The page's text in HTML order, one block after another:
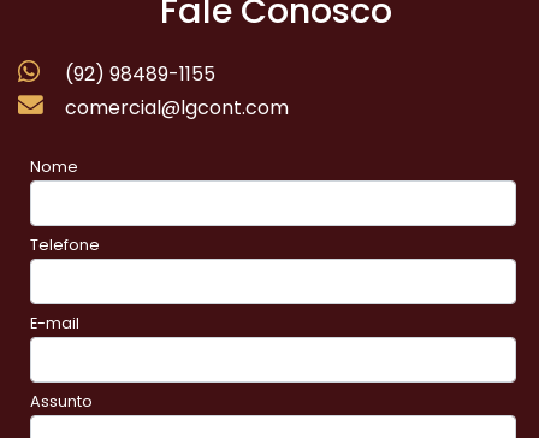
Fale Conosco
(92) 98489-1155
comercial@lgcont.com
Nome
Telefone
E-mail
Assunto